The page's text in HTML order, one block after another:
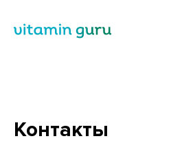
Контакты